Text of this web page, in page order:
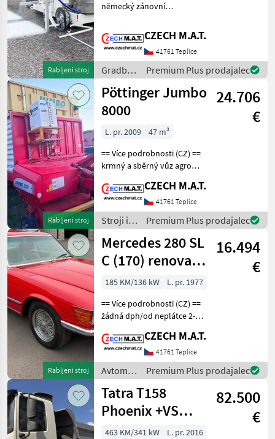
Rabljeni stroj
německý zánovní
H9-1 pro aplikaci barev za
studena Airspray =
nízkotlaký vzduchový
systém vhodné i na okruhy
CZECH M.A.T.
41761 Teplice
Gradbeni
stroji /
Sonstige
Premium Plus prodajalec
Rabljeni stroj
Pöttinger Jumbo
8000
24.706
€
L. pr. 2009
47 m³
== Více podrobnosti (CZ) ==
krmný a sběrný vůz agro
Pöttinger Jumbo 8000 rok
2009 hmotnost 8.320 kg
objem nákladu 46.5m3
šířka sběru 2
CZECH M.A.T.
41761 Teplice
Stroji in
oprema
za žetev
in
spravilo
Premium Plus prodajalec
Rabljeni stroj
Mercedes 280 SL
C (170) renovace
renovation
renowacja
16.494
€
185 KM/136 kW
L. pr. 1977
== Více podrobnosti (CZ) ==
žádná dph/od neplátce 2-
RENOVACI zatím
neregistrováno = možné
veteránské SPZ
MercedesBenz SLC 280 (107)
r
CZECH M.A.T.
41761 Teplice
Avtomobili
in
motorna
kolesa /
Mercedes
Premium Plus prodajalec
Tatra T158
Phoenix +VS
Mont
82.500
€
463 KM/341 kW
L. pr. 2016